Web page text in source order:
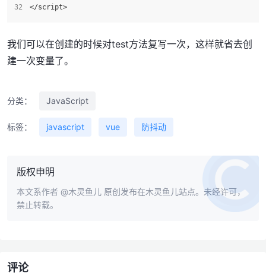
</script>
我们可以在创建的时候对test方法复写一次，这样就省去创
建一次变量了。
分类： JavaScript
标签： javascript vue 防抖动
版权申明
本文系作者 @木灵鱼儿 原创发布在木灵鱼儿站点。未经许可，
禁止转载。
评论